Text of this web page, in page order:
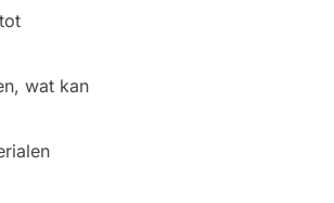
wat kan